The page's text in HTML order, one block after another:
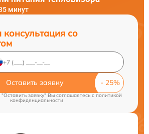
минут
консультация со
Оставить заявку
заявку" Вы соглашаетесь cполитикой
конфиденциальности